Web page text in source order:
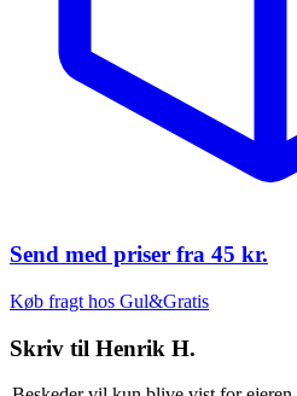
Send med priser fra 45 kr.
Køb fragt hos Gul&Gratis
Skriv til Henrik H.